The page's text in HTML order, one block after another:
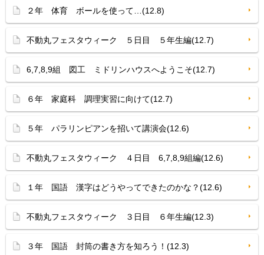
２年 体育 ボールを使って…(12.8)
不動丸フェスタウィーク ５日目 ５年生編(12.7)
6,7,8,9組 図工 ミドリンハウスへようこそ(12.7)
６年 家庭科 調理実習に向けて(12.7)
５年 パラリンピアンを招いて講演会(12.6)
不動丸フェスタウィーク ４日目 6,7,8,9組編(12.6)
１年 国語 漢字はどうやってできたのかな？(12.6)
不動丸フェスタウィーク ３日目 ６年生編(12.3)
３年 国語 封筒の書き方を知ろう！(12.3)